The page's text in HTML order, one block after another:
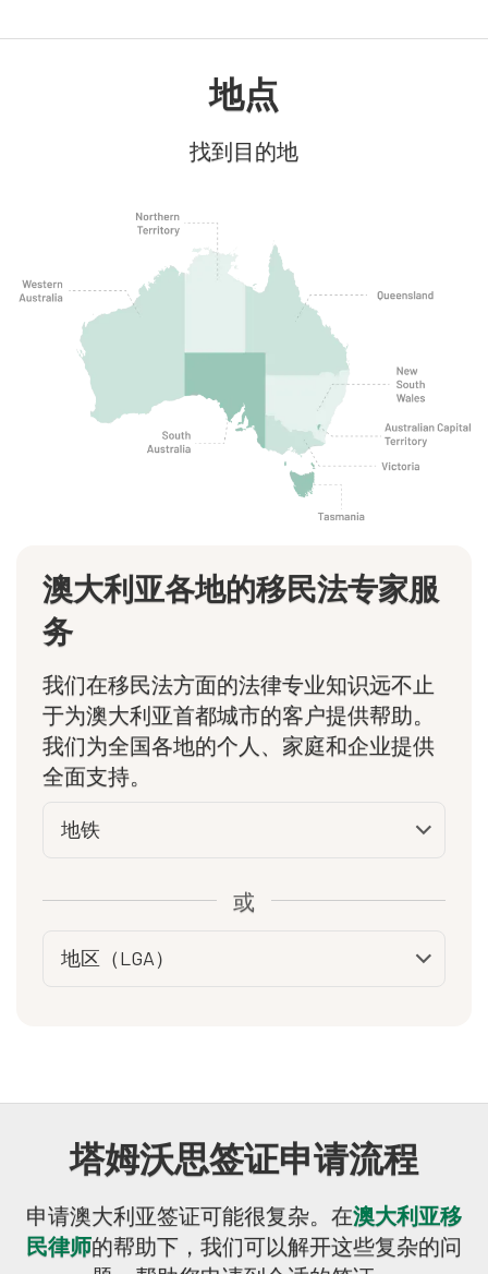
地点
找到目的地
澳大利亚各地的移民法专家服
务
我们在移民法方面的法律专业知识远不止
于为澳大利亚首都城市的客户提供帮助。
我们为全国各地的个人、家庭和企业提供
全面支持。
或
塔姆沃思签证申请流程
申请澳大利亚签证可能很复杂。在澳大利亚移
民律师的帮助下，我们可以解开这些复杂的问